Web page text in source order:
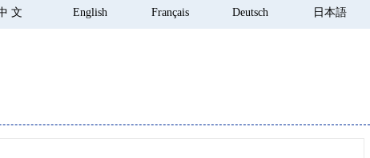
日本語
Deutsch
Français
English
文